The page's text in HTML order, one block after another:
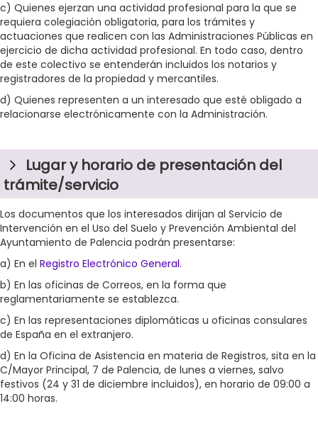
c) Quienes ejerzan una actividad profesional para la que se
requiera colegiación obligatoria, para los trámites y
actuaciones que realicen con las Administraciones Públicas en
ejercicio de dicha actividad profesional. En todo caso, dentro
de este colectivo se entenderán incluidos los notarios y
registradores de la propiedad y mercantiles.
d) Quienes representen a un interesado que esté obligado a
relacionarse electrónicamente con la Administración.
Lugar y horario de presentación del
trámite/servicio
Los documentos que los interesados dirijan al Servicio de
Intervención en el Uso del Suelo y Prevención Ambiental del
Ayuntamiento de Palencia podrán presentarse:
a) En el Registro Electrónico General.
b) En las oficinas de Correos, en la forma que
reglamentariamente se establezca.
c) En las representaciones diplomáticas u oficinas consulares
de España en el extranjero.
d) En la Oficina de Asistencia en materia de Registros, sita en la
C/Mayor Principal, 7 de Palencia, de lunes a viernes, salvo
festivos (24 y 31 de diciembre incluidos), en horario de 09:00 a
14:00 horas.